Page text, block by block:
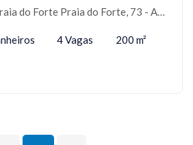
Praia do Forte, 73 - Açuzinho, Mata de São João-BA
4 Vagas 200 m²